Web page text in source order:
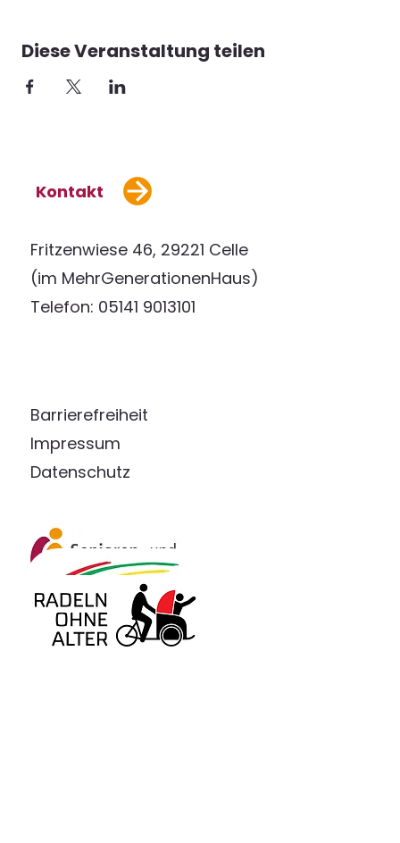
Diese Veranstaltung teilen
Kontakt
Fritzenwiese 46, 29221 Celle
(im MehrGenerationenHaus)
Telefon: 05141 9013101
Barrierefreiheit
Impressum
Datenschutz